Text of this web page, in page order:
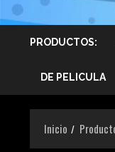
PRODUCTOS:
DE PELICULA
Inicio